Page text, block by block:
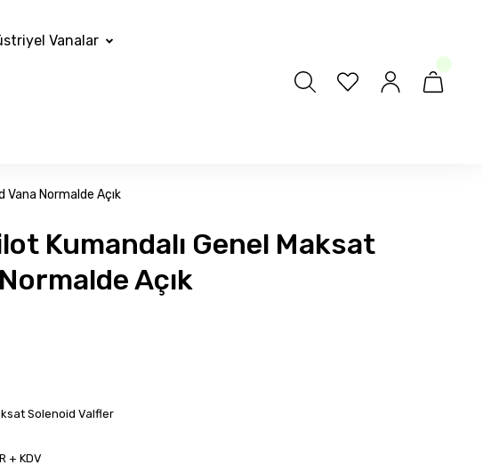
Vanalar
Vana Normalde Açık
Kumandalı Genel Maksat
Açık
Solenoid Valfler
+ KDV